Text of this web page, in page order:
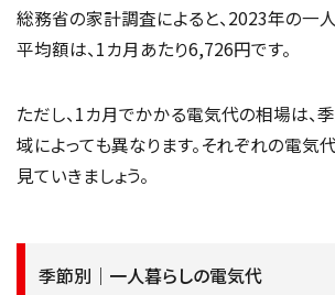
総務省の家計調査によると、2023年の一
平均額は、1カ月あたり6,726円です。
ただし、1カ月でかかる電気代の相場は、
域によっても異なります。それぞれの電気
見ていきましょう。
季節別｜一人暮らしの電気代